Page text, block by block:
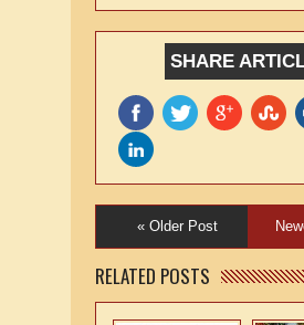
SHARE
« Older Post
RELATED POSTS